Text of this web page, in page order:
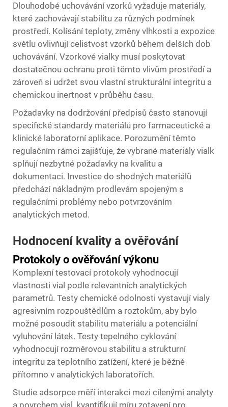
Dlouhodobé uchovávání vzorků vyžaduje materiály,
které zachovávají stabilitu za různých podmínek
prostředí. Kolísání teploty, změny vlhkosti a expozice
světlu ovlivňují celistvost vzorků během delších dob
uchovávání. Vzorkové vialky musí poskytovat
dostatečnou ochranu proti těmto vlivům prostředí a
zároveň si udržet svou vlastní strukturální integritu a
chemickou inertnost v průběhu času.
Požadavky na dodržování předpisů často stanovují
specifické standardy materiálů pro farmaceutické a
klinické laboratorní aplikace. Porozumění těmto
regulačním rámci zajišťuje, že vybrané materiály vialk
splňují nezbytné požadavky na kvalitu a
dokumentaci. Investice do shodných materiálů
předchází nákladným prodlevám spojeným s
regulačními problémy nebo potvrzováním
analytických metod.
Hodnocení kvality a ověřování
Protokoly o ověřování výkonu
Komplexní testovací protokoly vyhodnocují
vlastnosti vial podle relevantních analytických
parametrů. Testy chemické odolnosti vystavují vialy
agresivním rozpouštědlům a roztokům, aby bylo
možné posoudit stabilitu materiálu a potenciální
vyluhování látek. Testy tepelného cyklování
vyhodnocují rozměrovou stabilitu a strukturní
integritu za teplotního zatížení, které je běžně
přítomno v analytických laboratořích.
Studie adsorpce měří interakci mezi cílenými analyty